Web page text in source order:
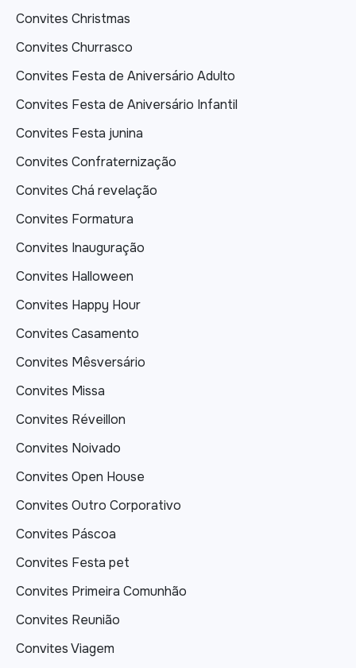
Convites Christmas
Convites Churrasco
Convites Festa de Aniversário Adulto
Convites Festa de Aniversário Infantil
Convites Festa junina
Convites Confraternização
Convites Chá revelação
Convites Formatura
Convites Inauguração
Convites Halloween
Convites Happy Hour
Convites Casamento
Convites Mêsversário
Convites Missa
Convites Réveillon
Convites Noivado
Convites Open House
Convites Outro Corporativo
Convites Páscoa
Convites Festa pet
Convites Primeira Comunhão
Convites Reunião
Convites Viagem